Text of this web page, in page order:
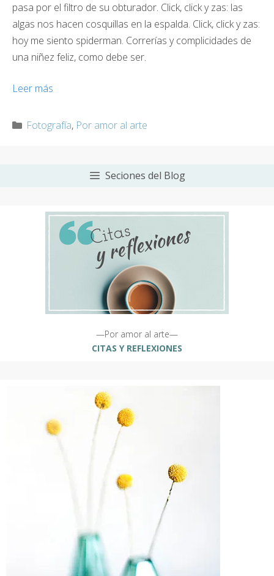
pasa por el filtro de su obturador. Click, click y zas: las
algas nos hacen cosquillas en la espalda. Click, click y zas:
hoy me siento spiderman. Correrías y complicidades de
una niñez feliz, como debe ser.
Leer más
Categorías
Fotografía, Por amor al arte
Seciones del Blog
—Por amor al arte—
CITAS Y REFLEXIONES